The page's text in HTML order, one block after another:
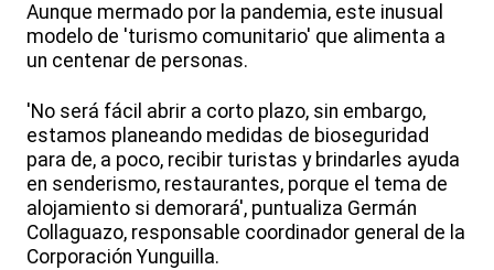
Aunque mermado por la pandemia, este inusual
modelo de 'turismo comunitario' que alimenta a
un centenar de personas.
'No será fácil abrir a corto plazo, sin embargo,
estamos planeando medidas de bioseguridad
para de, a poco, recibir turistas y brindarles ayuda
en senderismo, restaurantes, porque el tema de
alojamiento si demorará', puntualiza Germán
Collaguazo, responsable coordinador general de la
Corporación Yunguilla.